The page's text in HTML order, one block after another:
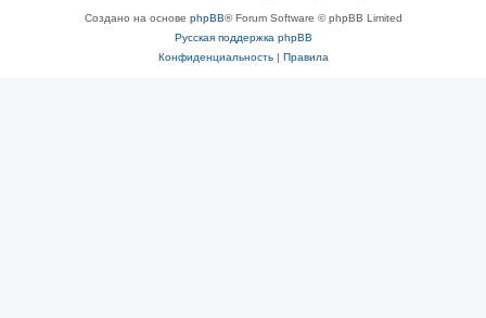
Создано на основе phpBB® Forum Software © phpBB Limited
Русская поддержка phpBB
Конфиденциальность| Правила